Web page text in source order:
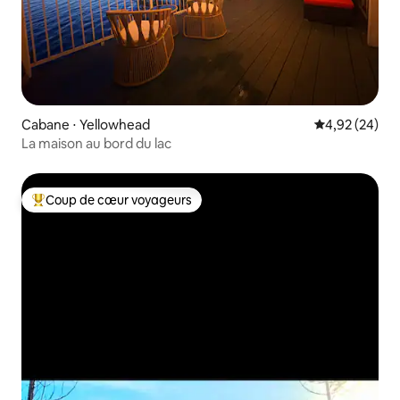
Cabane ⋅ Yellowhead Évaluation
4,92 (24)
La maison au bord du lac
Coups de cœur voyageurs les plus appréciés
Coup de cœur voyageurs